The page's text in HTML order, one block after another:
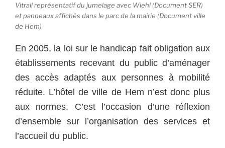
Vitrail représentatif du jumelage avec Wiehl (Document SER)
et panneaux affichés dans le parc de la mairie (Document ville
de Hem)
En 2005, la loi sur le handicap fait obligation aux
établissements recevant du public d’aménager
des accès adaptés aux personnes à mobilité
réduite. L’hôtel de ville de Hem n’est donc plus
aux normes. C’est l’occasion d’une réflexion
d’ensemble sur l’organisation des services et
l’accueil du public.